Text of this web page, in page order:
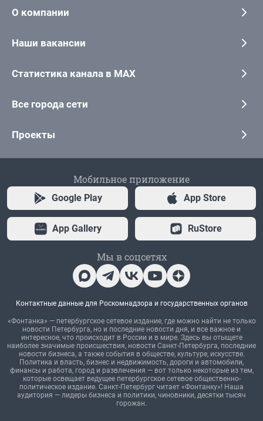
О компании
Наши вакансии
Статистика канала в MAX
Все города сети
Проекты
Мобильное приложение
Google Play App Store
App Gallery RuStore
Мы в соцсетях
Контактные данные для Роскомнадзора и государственных органов
«Фонтанка» — петербургское сетевое издание, где можно найти не только
новости Петербурга, но и последние новости дня, и все важное и
интересное, что происходит в России и в мире. Здесь вы отыщете
наиболее значимые происшествия, новости Санкт-Петербурга, последние
новости бизнеса, а также события в обществе, культуре, искусстве.
Политика и власть, бизнес и недвижимость, дороги и автомобили,
финансы и работа, город и развлечения — вот только некоторые из тем,
которые освещает ведущее петербургское сетевое общественно-
политическое издание. Санкт-Петербург читает «Фонтанку»! Наша
аудитория — лидеры бизнеса и политики, чиновники, десятки тысяч
горожан.